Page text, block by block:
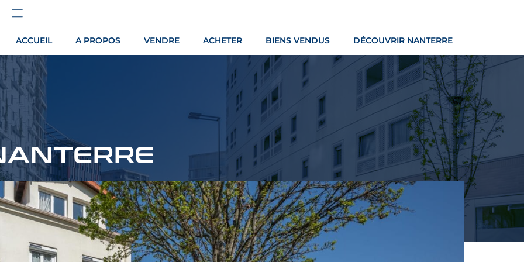
ACCUEIL A PROPOS VENDRE ACHETER BIENS VENDUS DÉCOUVRIR NANTERRE